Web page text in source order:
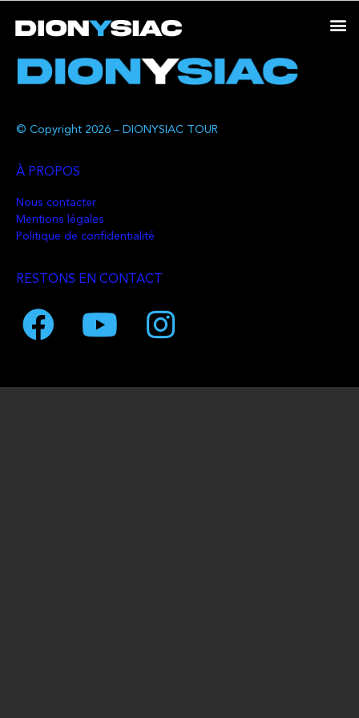
© Copyright 2026 – DIONYSIAC TOUR
À PROPOS
Nous contacter
Mentions légales
Politique de confidentialité
RESTONS EN CONTACT